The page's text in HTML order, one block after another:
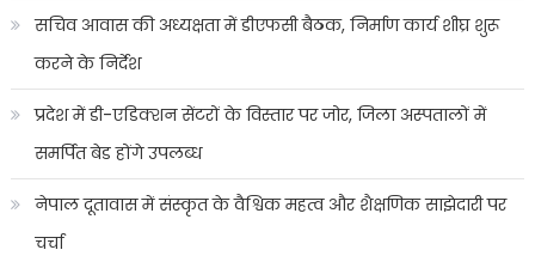
सचिव आवास की अध्यक्षता में डीएफसी बैठक, निर्माण कार्य शीघ्र शुरू
करने के निर्देश
प्रदेश में डी-एडिक्शन सेंटरों के विस्तार पर जोर, जिला अस्पतालों में
समर्पित बेड होंगे उपलब्ध
नेपाल दूतावास में संस्कृत के वैश्विक महत्व और शैक्षणिक साझेदारी पर
चर्चा